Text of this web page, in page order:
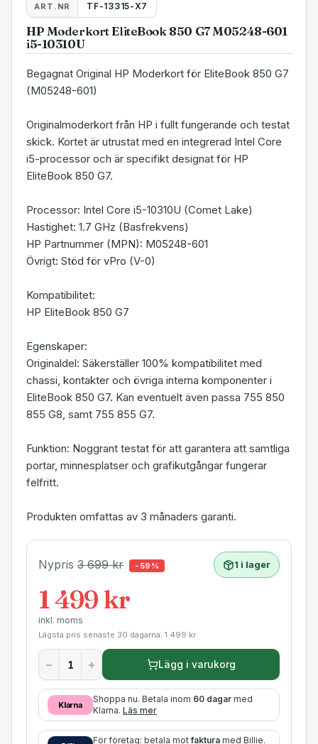
ART.NR TF-13315-X7
HP Moderkort EliteBook 850 G7 M05248-601
i5-10310U
Begagnat Original HP Moderkort för EliteBook 850 G7
(M05248-601)
Originalmoderkort från HP i fullt fungerande och testat
skick. Kortet är utrustat med en integrerad Intel Core
i5-processor och är specifikt designat för HP
EliteBook 850 G7.
Processor: Intel Core i5-10310U (Comet Lake)
Hastighet: 1.7 GHz (Basfrekvens)
HP Partnummer (MPN): M05248-601
Övrigt: Stöd för vPro (V-0)
Kompatibilitet:
HP EliteBook 850 G7
Egenskaper:
Originaldel: Säkerställer 100% kompatibilitet med
chassi, kontakter och övriga interna komponenter i
EliteBook 850 G7. Kan eventuelt även passa 755 850
855 G8, samt 755 855 G7.
Funktion: Noggrant testat för att garantera att samtliga
portar, minnesplatser och grafikutgångar fungerar
felfritt.
Produkten omfattas av 3 månaders garanti.
Nypris 3 699kr - 59 % 1 i lager
1 499 kr
inkl. moms
Lägsta pris senaste 30 dagarna: 1 499 kr
− + Lägg i varukorg
Klarna
Shoppa nu. Betala inom 60 dagar med
Klarna. Läs mer
För företag: betala motfaktura med Billie.